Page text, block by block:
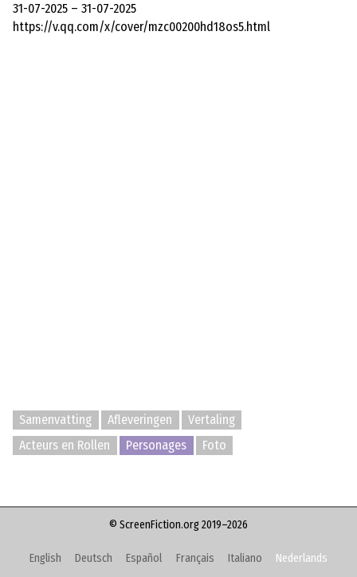
31-07-2025 – 31-07-2025
https://v.qq.com/x/cover/mzc00200hd18os5.html
Samenvatting Afleveringen
Vertaling
Acteurs en Rollen
Personages Foto
© ScreenFiction.org 2019–2026
English Deutsch Español Français Italiano Nederlands